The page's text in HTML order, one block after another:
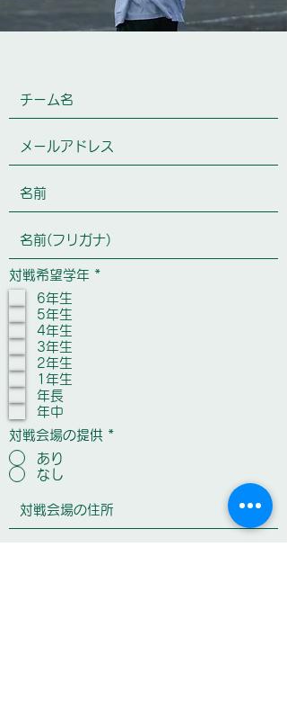
対戦希望学年 *
6年生
5年生
4年生
3年生
2年生
1年生
年長
年中
対戦会場の提供 *
あり
なし